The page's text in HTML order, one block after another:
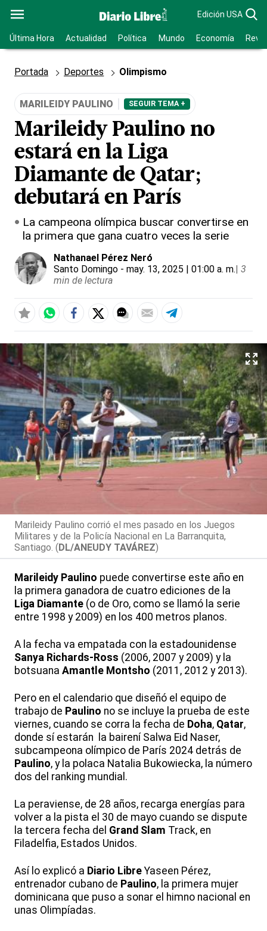
Edición USA
Última Hora Actualidad Política Mundo Economía
Portada Deportes Olimpismo
MARILEIDY PAULINO SEGUIR TEMA +
Marileidy Paulino no
estará en la Liga
Diamante de Qatar;
debutará en París
La campeona olímpica buscar convertirse en
la primera que gana cuatro veces la serie
Nathanael Pérez Neró
Santo Domingo - may. 13, 2025 | 01:00 a. m.| 3
min de lectura
Marileidy Paulino corrió el mes pasado en los Juegos
Militares y de la Policía Nacional en La Barranquita,
Santiago. (DL/ANEUDY TAVÁREZ)
Marileidy Paulino puede convertirse este año en
la primera ganadora de cuatro ediciones de la
Liga Diamante (o de Oro, como se llamó la serie
entre 1998 y 2009) en los 400 metros planos.
A la fecha va empatada con la estadounidense
Sanya Richards-Ross (2006, 2007 y 2009) y la
botsuana Amantle Montsho (2011, 2012 y 2013).
Pero en el calendario que diseñó el equipo de
trabajo de Paulino no se incluye la prueba de este
viernes, cuando se corra la fecha de Doha, Qatar,
donde sí estarán la bairení Salwa Eid Naser,
subcampeona olímpico de París 2024 detrás de
Paulino, y la polaca Natalia Bukowiecka, la número
dos del ranking mundial.
La peraviense, de 28 años, recarga energías para
volver a la pista el 30 de mayo cuando se dispute
la tercera fecha del Grand Slam Track, en
Filadelfia, Estados Unidos.
Así lo explicó a Diario LibreYaseen Pérez,
entrenador cubano de Paulino, la primera mujer
dominicana que puso a sonar el himno nacional en
unas Olimpíadas.